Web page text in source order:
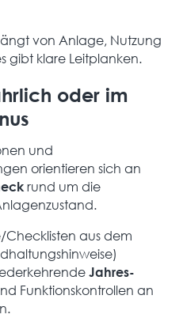
von Anlage, Nutzung
gibt klare Leitplanken.
oder im
und
orientieren sich an
rund um die
Checklisten aus dem
Jahres-
Funktionskontrollen an